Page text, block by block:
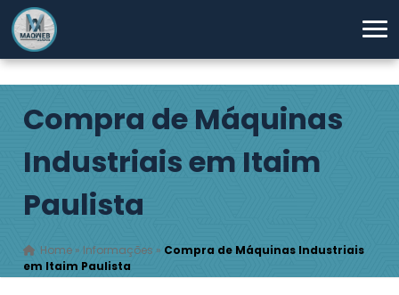
Compra de Máquinas
Industriais em Itaim
Paulista
Home » Informações » Compra de Máquinas Industriais
em Itaim Paulista